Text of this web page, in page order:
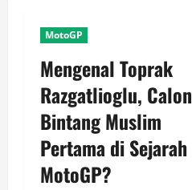
MotoGP
Mengenal Toprak
Razgatlioglu, Calon
Bintang Muslim
Pertama di Sejarah
MotoGP?